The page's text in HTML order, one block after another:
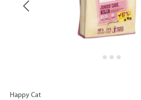
Happy Cat